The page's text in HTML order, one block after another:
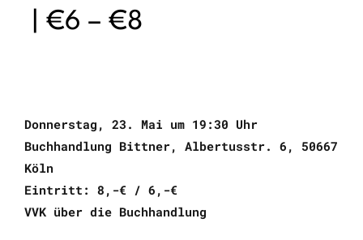
€6 – €8
Donnerstag, 23. Mai um 19:30 Uhr
Buchhandlung Bittner, Albertusstr. 6, 50667
Köln
Eintritt: 8,-€ / 6,-€
VVK über die Buchhandlung